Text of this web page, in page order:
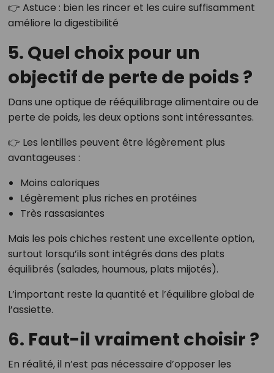
👉 Astuce : bien les rincer et les cuire suffisamment
améliore la digestibilité
5. Quel choix pour un
objectif de perte de poids ?
Dans une optique de rééquilibrage alimentaire ou de
perte de poids, les deux options sont intéressantes.
👉 Les lentilles peuvent être légèrement plus
avantageuses :
Moins caloriques
Légèrement plus riches en protéines
Très rassasiantes
Mais les pois chiches restent une excellente option,
surtout lorsqu’ils sont intégrés dans des plats
équilibrés (salades, houmous, plats mijotés).
L’important reste la quantité et l’équilibre global de
l’assiette.
6. Faut-il vraiment choisir ?
En réalité, il n’est pas nécessaire d’opposer les